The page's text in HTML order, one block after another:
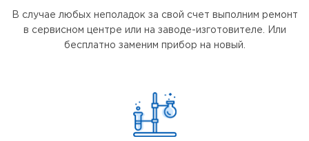
В случае любых неполадок за свой счет выполним ремонт
в сервисном центре или на заводе-изготовителе. Или
бесплатно заменим прибор на новый.